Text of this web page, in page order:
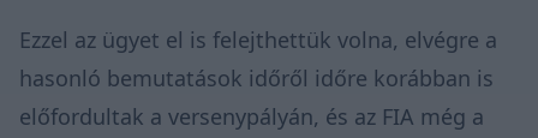
Ezzel az ügyet el is felejthettük volna, elvégre a
hasonló bemutatások időről időre korábban is
előfordultak a versenypályán, és az FIA még a